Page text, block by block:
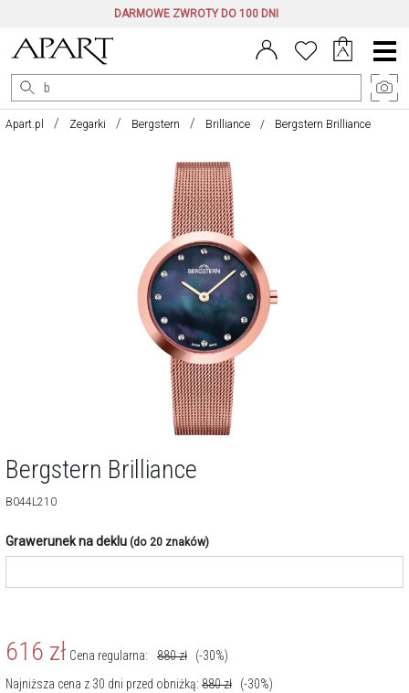
DARMOWE ZWROTY DO 100 DNI
Menu
główne
Apart.pl Zegarki Bergstern Brilliance Bergstern Brilliance
Bergstern Brilliance
B044L210
Grawerunek na deklu (do 20 znaków)
616 zł Cena regularna: 880zł
(-30%)
Najniższa cena z 30 dni przed obniżką: 880zł (-30%)